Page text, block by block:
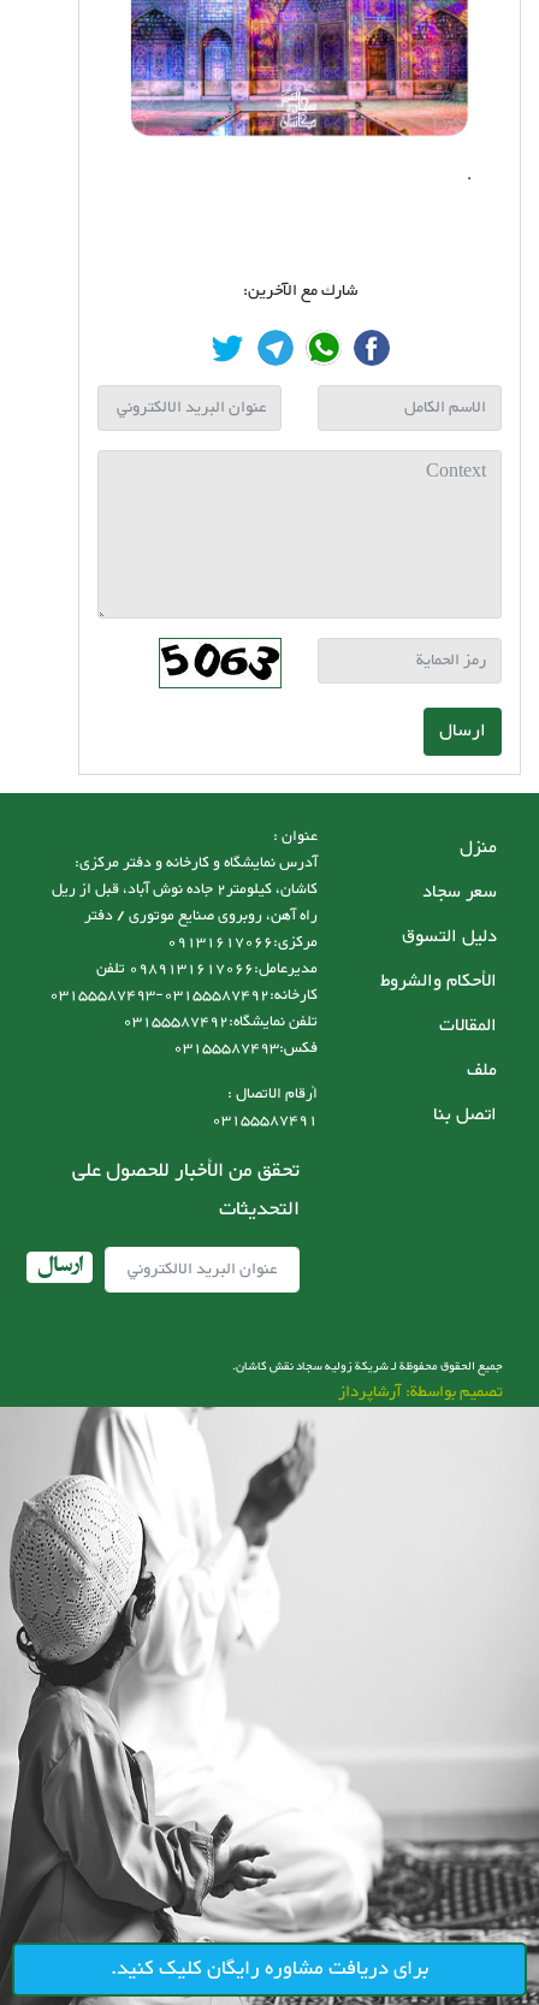
.
شارك مع الآخرين:
ارسال
منزل
سعر سجاد
دليل التسوق
الأحكام والشروط
المقالات
ملف
اتصل بنا
عنوان :
آدرس نمایشگاه و کارخانه و دفتر مرکزی:
کاشان، کیلومتر2 جاده نوش آباد، قبل از ریل
راه آهن، روبروی صنایع موتوری / دفتر
مرکزی:09131617066
مدیرعامل:0989131617066 تلفن
کارخانه:03155587492-03155587493
تلفن نمایشگاه:03155587492
فکس:03155587493
أرقام الاتصال :
03155587491
تحقق من الأخبار للحصول على
التحديثات
ارسال
جميع الحقوق محفوظة لـ شریکة زولیه سجاد نقش کاشان.
تصميم بواسطة: آرشاپرداز
برای دریافت مشاوره رایگان کلیک کنید.